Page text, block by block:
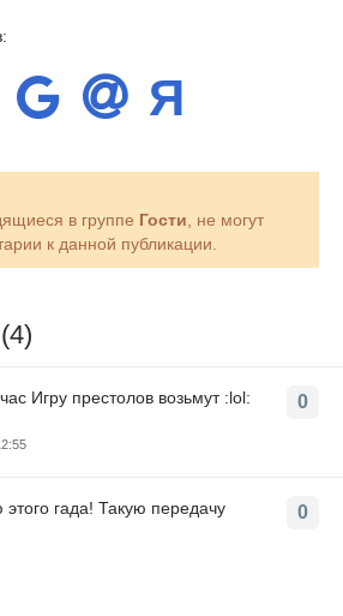
в группе Гости, не могут
к данной публикации.
0
Игру престолов возьмут :lol:
0
гада! Такую передачу